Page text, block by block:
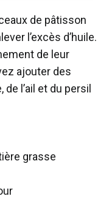
de pâtisson
l’excès d’huile.
de leur
ajouter des
l’ail et du persil
grasse